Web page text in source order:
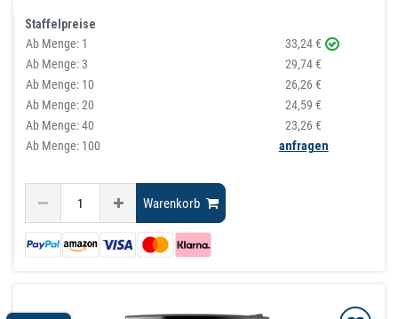
Staffelpreise
Ab Menge: 1
33,24 €
Ab Menge:3
29,74 €
Ab Menge: 10
26,26 €
Ab Menge:20
24,59 €
Ab Menge:40
23,26 €
Ab Menge: 100
anfragen
Warenkorb